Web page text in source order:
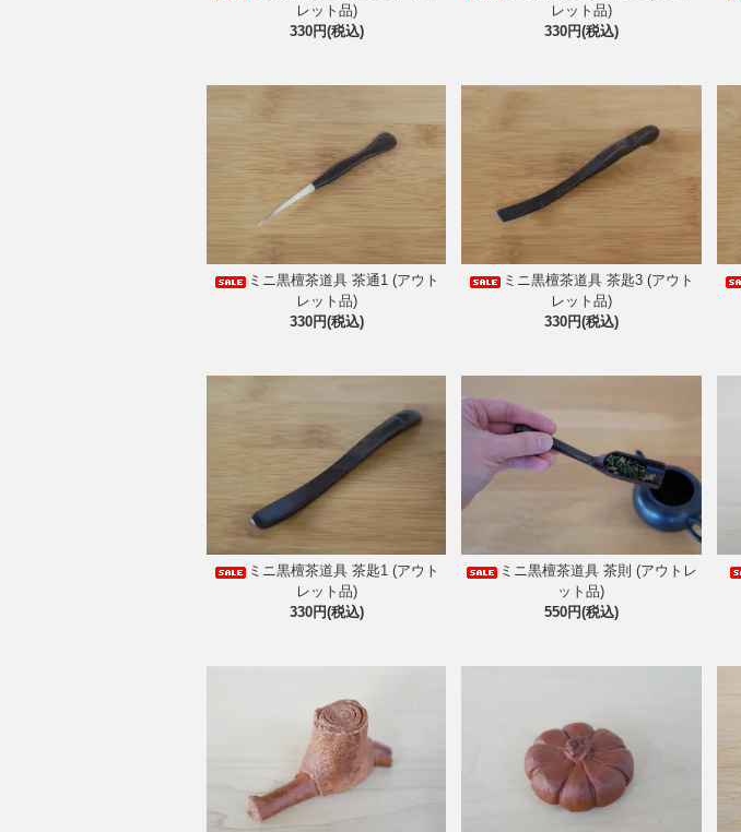
レット品)
330円(税込)
レット品)
330円(税込)
ミニ黒檀茶道具 茶通1 (アウト
レット品)
330円(税込)
ミニ黒檀茶道具 茶匙3 (アウト
レット品)
330円(税込)
ミニ黒檀茶道具 茶匙1 (アウト
レット品)
330円(税込)
ミニ黒檀茶道具 茶則 (アウトレ
ット品)
550円(税込)